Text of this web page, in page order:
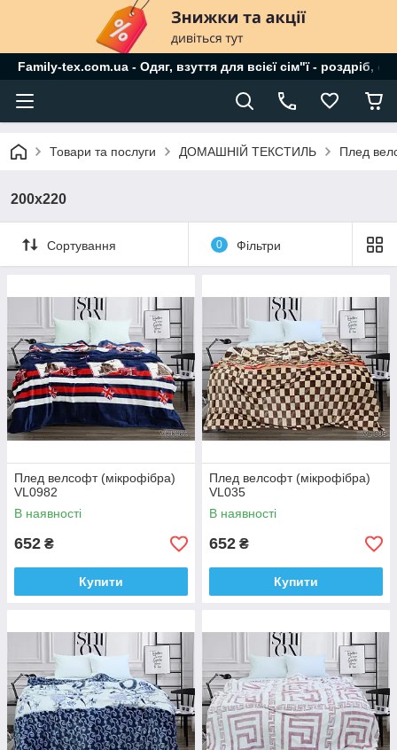
Family-tex.com.ua - Одяг, взуття для всієї сім"ї - роздріб,
Товари та послуги ДОМАШНІЙ ТЕКСТИЛЬ Плед
200х220
Сортування 0 Фільтри
Плед велсофт (мікрофібра)
VL0982
В наявності
652 ₴
Купити
Плед велсофт (мікрофібра)
VL035
В наявності
652 ₴
Купити